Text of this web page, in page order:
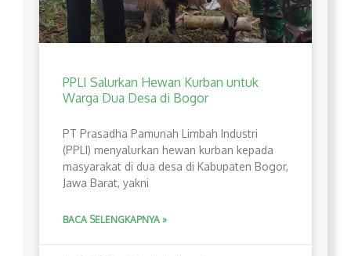
PPLI Salurkan Hewan Kurban untuk
Warga Dua Desa di Bogor
PT Prasadha Pamunah Limbah Industri
(PPLI) menyalurkan hewan kurban kepada
masyarakat di dua desa di Kabupaten Bogor,
Jawa Barat, yakni
BACA SELENGKAPNYA »